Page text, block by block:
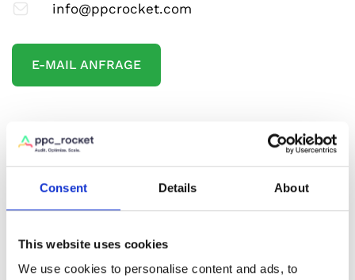
Consent Details About
This website uses cookies
We use cookies to personalise content and ads, to
info@ppcrocket.com
E-MAIL ANFRAGE